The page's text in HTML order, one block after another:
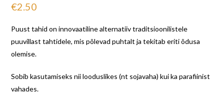
€2.50
Puust tahid on innovaatiline alternatiiv traditsioonilistele
puuvillast tahtidele, mis põlevad puhtalt ja tekitab eriti õdusa
olemise.
Sobib kasutamiseks nii looduslikes (nt sojavaha) kui ka parafiinist
vahades.